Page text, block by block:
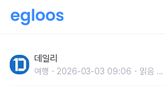
링 명소데일리
여행 2026-03-03 09:06 읽음 ...